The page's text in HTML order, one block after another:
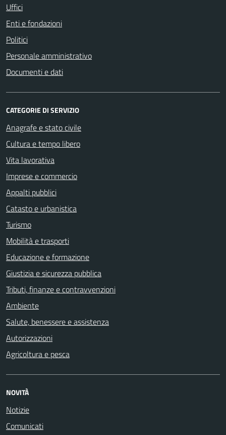
Uffici
Enti e fondazioni
Politici
Personale amministrativo
Documenti e dati
CATEGORIE DI SERVIZIO
Anagrafe e stato civile
Cultura e tempo libero
Vita lavorativa
Imprese e commercio
Appalti pubblici
Catasto e urbanistica
Turismo
Mobilità e trasporti
Educazione e formazione
Giustizia e sicurezza pubblica
Tributi, finanze e contravvenzioni
Ambiente
Salute, benessere e assistenza
Autorizzazioni
Agricoltura e pesca
NOVITÀ
Notizie
Comunicati